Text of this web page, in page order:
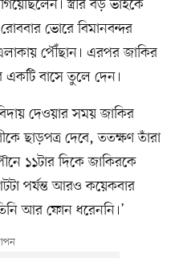
স্ত্রীর বড় ভাইকে
ভোরে বিমানবন্দর
পৌঁছান। এরপর জাকির
একটি বাসে তুলে দেন।
দেওয়ার সময় জাকির
ছাড়পত্র দেবে, ততক্ষণ তাঁরা
১১টার দিকে জাকিরকে
পর্যন্ত আরও কয়েকবার
আর ফোন ধরেননি।’